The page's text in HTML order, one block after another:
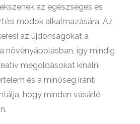
az egészséges és
módok alkalmazására. Az
az újdonságokat a
növényápolásban, így mindig
megoldásokat kínálni
és a minőség iránti
hogy minden vásárló